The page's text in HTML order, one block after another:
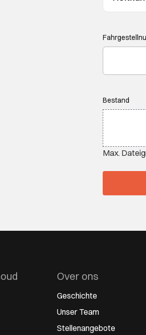
Bestand
Max.
Over ons
Geschichte
Unser Team
Stellenangebote